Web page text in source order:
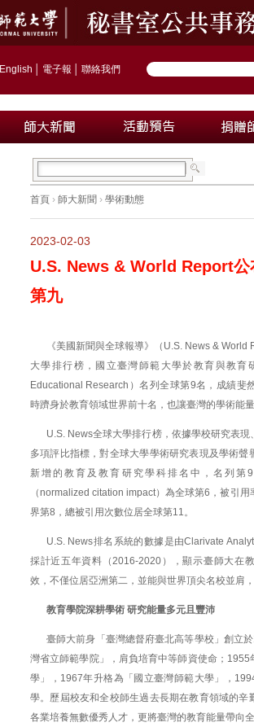
English 電子報 聯絡我們
首頁 › 師大新聞 › 學術動態
2023-02-03
U.S. News & World Report公
第九
《美國新聞與全球報導》（U.S. News &
大學排行榜，國立臺灣師範大學於教育與教育
Educational Research）名列全球第9名，成績斐
時躋身於教育領域世界前十名，也讓臺灣的學術能量
U.S. News全球大學排行榜，依據學校研究表
多項評比指標，對全球大學學術研究表現及學術聲
新增的教育及教育研究學科排名中，名列第
（normalized citation impact）為全球第6，被引
界第8，總被引用次數位居全球第11。
U.S. News排名系統的數據是由Clarivate
採計近五年資料（2016-2020），顯示臺師大在
效，不僅位居亞洲第二，並能與世界頂尖名校並肩
教育學院深耕學術 研究能量多元且豐沛
臺師大前身「臺灣總督府臺北高等學校」創立
灣省立師範學院」，肩負培育中等師資使命；1955
學」，1967年升格為「國立臺灣師範大學」，
學。歷屆校友和全校師生過去長期在教育領域的辛
各業培養無數優秀人才，更將臺灣的教育能量帶向全